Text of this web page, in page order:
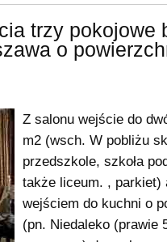
trzy pokojowe
o
Z salonu wejście do
m2 (wsch. W pobliżu
przedszkole, szkoła
także liceum. , parkiet)
wejściem do kuchni o
(pn. Niedaleko (prawie